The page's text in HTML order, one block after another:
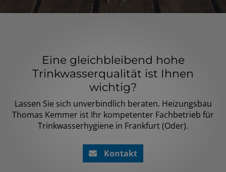
Eine gleichbleibend hohe
Trinkwasserqualität ist Ihnen
wichtig?
Lassen Sie sich unverbindlich beraten. Heizungsbau
Thomas Kemmer ist Ihr kompetenter Fachbetrieb für
Trinkwasserhygiene in Frankfurt (Oder).
Kontakt